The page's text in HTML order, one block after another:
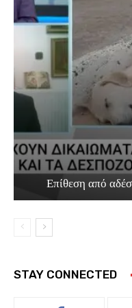
Επίθεση από
STAY CONNECTED